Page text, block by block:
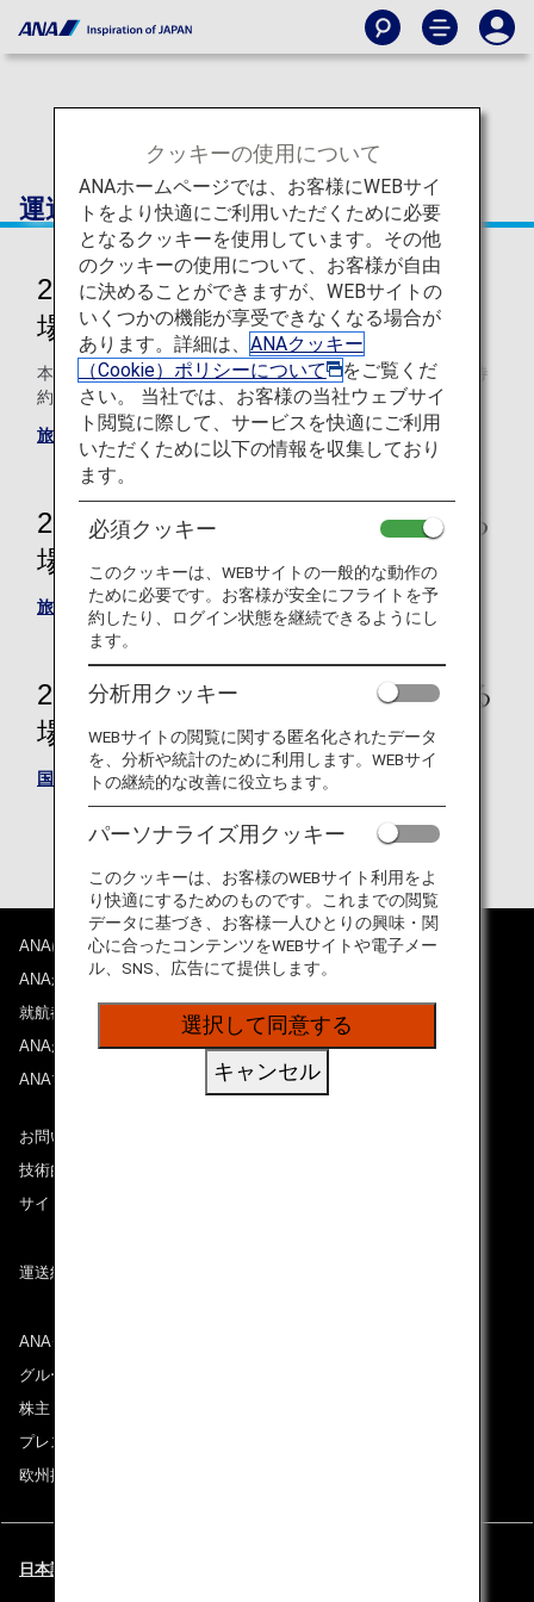
運送約款
2026年6月1日以降に旅行開始する
場合
本内容は、オーストリアにお住まいのお客様に適用となる特
約です。
旅客手荷物運送約款（英語のみ）
2026年5月19日以降に旅行開始する
場合（国内国際共通）
旅客手荷物運送約款
2026年5月18日までに旅行開始する
場合
国際運送約款（旅客及び手荷物）
運送約款（旅客及び手荷物）」はこちら
ANAについて
ANAからのお知らせ
就航都市
ANAがお約束する体験
ANAマイレージクラブ
お問い合わせ
技術的なお問い合わせ（推奨環境）
サイトマップ
運送約款
ANAグループについて
グループ企業一覧
株主・投資家情報
プレスリリース
欧州採用情報
日本語 | Österreich (都市と言語を選択してください)
クッキーの使用について
ANAホームページでは、お客様にWEBサイ
トをより快適にご利用いただくために必要
となるクッキーを使用しています。その他
のクッキーの使用について、お客様が自由
に決めることができますが、WEBサイトの
いくつかの機能が享受できなくなる場合が
あります。詳細は、 ANAクッキー
（Cookie）ポリシーについて
をご覧くだ
さい。 当社では、お客様の当社ウェブサイ
ト閲覧に際して、サービスを快適にご利用
いただくために以下の情報を収集しており
ます。
必須クッキー
このクッキーは、WEBサイトの一般的な動作の
ために必要です。お客様が安全にフライトを予
約したり、ログイン状態を継続できるようにし
ます。
分析用クッキー
WEBサイトの閲覧に関する匿名化されたデータ
を、分析や統計のために利用します。WEBサイ
トの継続的な改善に役立ちます。
パーソナライズ用クッキー
このクッキーは、お客様のWEBサイト利用をよ
り快適にするためのものです。これまでの閲覧
データに基づき、お客様一人ひとりの興味・関
心に合ったコンテンツをWEBサイトや電子メー
ル、SNS、広告にて提供します。
選択して同意する
キャンセル